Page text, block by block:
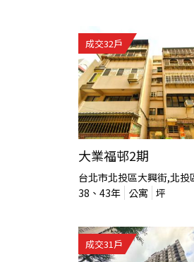
成交32戶
大業福邨2期
台北市北投區大興街,北投
38、43年 公寓 坪
成交31戶